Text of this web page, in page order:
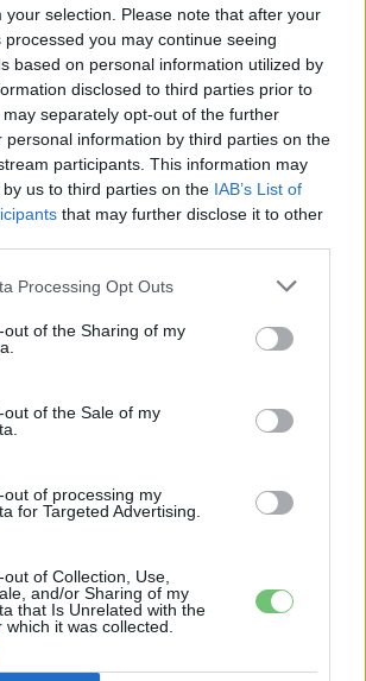
your selection. Please note that after your
you may continue seeing
based on personal information utilized by
disclosed to third parties prior to
separately opt-out of the further
personal information by third parties on the
participants. This information may
us to third parties on the IAB’s List of
that may further disclose it to other
Processing Opt Outs
out of the Sharing of my
out of the Sale of my
out of processing my
for Targeted Advertising.
of Collection, Use,
and/or Sharing of my
that Is Unrelated with the
it was collected.
legfrissebb hírek az e-autók világából, vagy
legújabb fejlesztések az elektromosság és a
TÖBB A SZERZŐTŐL
es szilárdtest-akkumulátor-
papírokban bukkant fel a